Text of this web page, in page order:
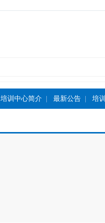
培训中心简介| 最新公告| 培